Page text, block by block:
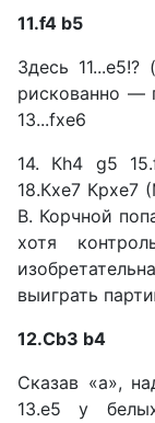
11.f4 b5
Здесь
ри­скованно —
13...fxe6
14. Кh4 g5
18.Кxe7 Крхе7
В. Корчной
хотя
выиграть
12.Сb3 b4
Сказав «а»,
13.е5 у